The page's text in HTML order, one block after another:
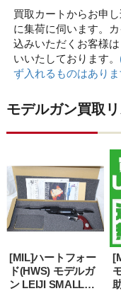
買取カートからお申
に集荷に伺います。
込みいただくお客様
いいたしております。
ず入れるものはあり
モデルガン買取リ
[MIL]ハートフォー
ド(HWS) モデルガ
ン LEIJI SMALL